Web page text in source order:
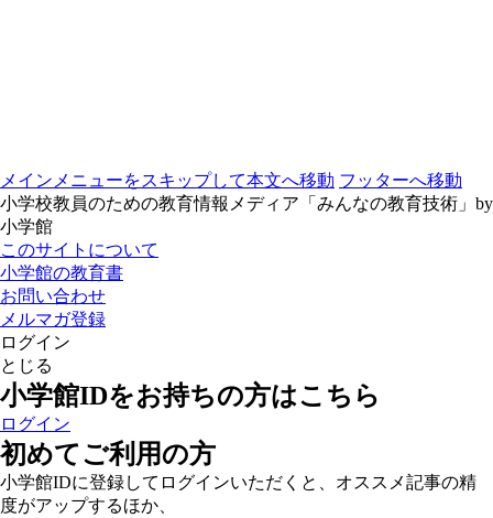
メインメニューをスキップして本文へ移動 フッターへ移動
小学校教員のための教育情報メディア「みんなの教育技術」by
小学館
このサイトについて
小学館の教育書
お問い合わせ
メルマガ登録
ログイン
とじる
小学館IDをお持ちの方はこちら
ログイン
初めてご利用の方
小学館IDに登録してログインいただくと、オススメ記事の精
度がアップするほか、